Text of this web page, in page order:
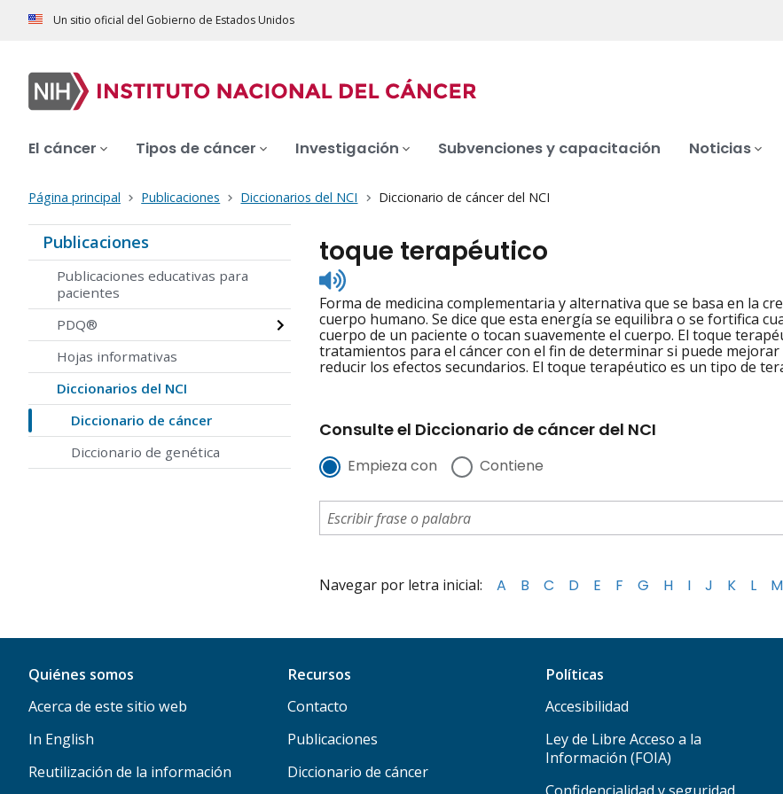
Un sitio oficial del Gobierno de Estados Unidos
El cáncer Tipos de cáncer Investigación Subvenciones y capacitación Noticias
Página principal Publicaciones Diccionarios del NCI Diccionario de cáncer del NCI
Publicaciones
Publicaciones educativas para
pacientes
PDQ®
Hojas informativas
Diccionarios del NCI
Diccionario de cáncer
Diccionario de genética
toque terapéutico
Listen
to
pronunciation
Forma de medicina complementaria y alternativa que se basa en la
cuerpo humano. Se dice que esta energía se equilibra o se fortifica
cuerpo de un paciente o tocan suavemente el cuerpo. El toque
tratamientos para el cáncer con el fin de determinar si puede
reducir los efectos secundarios. El toque terapéutico es un tipo de
Consulte el Diccionario de cáncer del NCI
Empieza con Contiene
Navegar por letra inicial: A B C D E F G H I J K L M
Quiénes somos
Acerca de este sitio web
In English
Reutilización de la información
Recursos
Contacto
Publicaciones
Diccionario de cáncer
Políticas
Accesibilidad
Ley de Libre Acceso a la
Información (FOIA)